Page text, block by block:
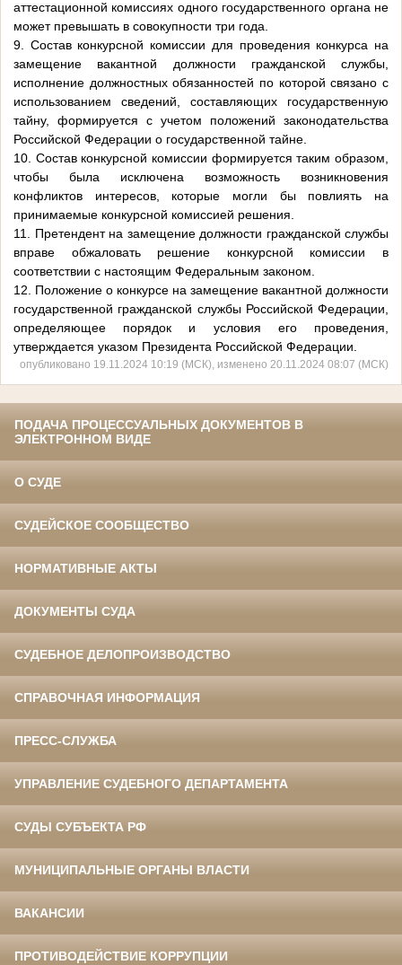
аттестационной комиссиях одного государственного органа не
может превышать в совокупности три года.
9. Состав конкурсной комиссии для проведения конкурса на
замещение вакантной должности гражданской службы,
исполнение должностных обязанностей по которой связано с
использованием сведений, составляющих государственную
тайну, формируется с учетом положений законодательства
Российской Федерации о государственной тайне.
10. Состав конкурсной комиссии формируется таким образом,
чтобы была исключена возможность возникновения
конфликтов интересов, которые могли бы повлиять на
принимаемые конкурсной комиссией решения.
11. Претендент на замещение должности гражданской службы
вправе обжаловать решение конкурсной комиссии в
соответствии с настоящим Федеральным законом.
12. Положение о конкурсе на замещение вакантной должности
государственной гражданской службы Российской Федерации,
определяющее порядок и условия его проведения,
утверждается указом Президента Российской Федерации.
опубликовано 19.11.2024 10:19 (МСК), изменено 20.11.2024 08:07 (МСК)
ПОДАЧА ПРОЦЕССУАЛЬНЫХ ДОКУМЕНТОВ В
ЭЛЕКТРОННОМ ВИДЕ
О СУДЕ
СУДЕЙСКОЕ СООБЩЕСТВО
НОРМАТИВНЫЕ АКТЫ
ДОКУМЕНТЫ СУДА
СУДЕБНОЕ ДЕЛОПРОИЗВОДСТВО
СПРАВОЧНАЯ ИНФОРМАЦИЯ
ПРЕСС-СЛУЖБА
УПРАВЛЕНИЕ СУДЕБНОГО ДЕПАРТАМЕНТА
СУДЫ СУБЪЕКТА РФ
МУНИЦИПАЛЬНЫЕ ОРГАНЫ ВЛАСТИ
ВАКАНСИИ
ПРОТИВОДЕЙСТВИЕ КОРРУПЦИИ